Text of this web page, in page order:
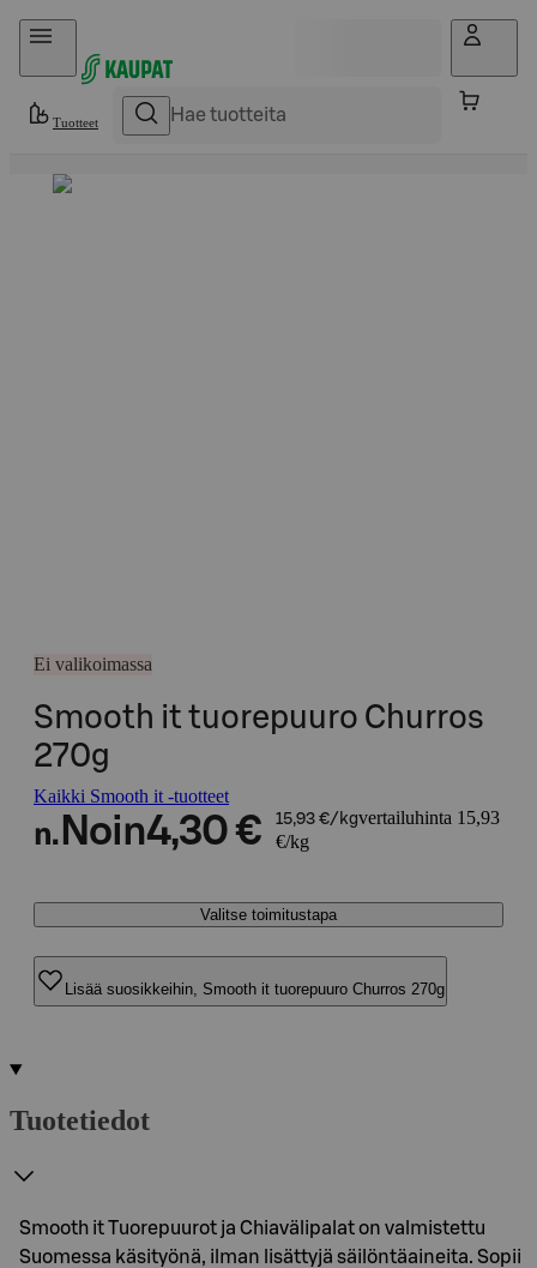
Hyppää sisältöön
Tuotteet
Ei valikoimassa
Smooth it tuorepuuro Churros
270g
Kaikki Smooth it -tuotteet
n. Noin4,30 € 15,93 €/kgvertailuhinta 15,93
€/kg
Valitse toimitustapa
Lisää suosikkeihin, Smooth it tuorepuuro Churros 270g
Tuotetiedot
Smooth it Tuorepuurot ja Chiavälipalat on valmistettu
Suomessa käsityönä, ilman lisättyjä säilöntäaineita. Sopii